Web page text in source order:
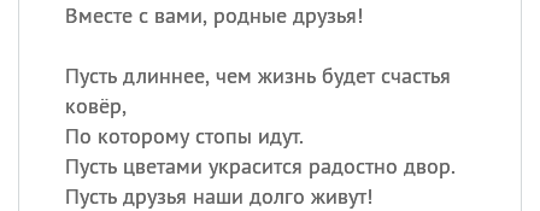
Вместе с вами, родные друзья!
Пусть длиннее, чем жизнь будет счастья
ковёр,
По которому стопы идут.
Пусть цветами украсится радостно двор.
Пусть друзья наши долго живут!